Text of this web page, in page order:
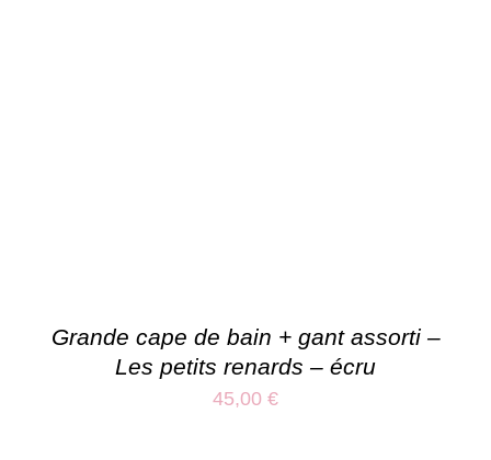
Grande cape de bain + gant assorti –
Les petits renards – écru
45,00 €